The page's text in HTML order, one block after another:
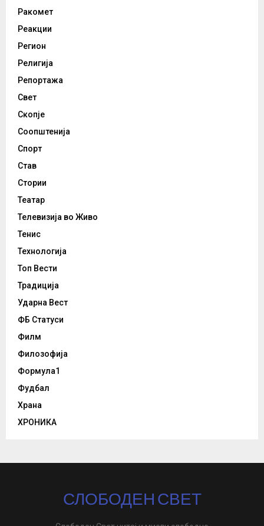
Ракомет
Реакции
Регион
Религија
Репортажа
Свет
Скопје
Соопштенија
Спорт
Став
Стории
Театар
Телевизија во Живо
Тенис
Технологија
Топ Вести
Традиција
Ударна Вест
ФБ Статуси
Филм
Филозофија
Формула1
Фудбал
Храна
ХРОНИКА
СЛОБОДЕН СВЕТ